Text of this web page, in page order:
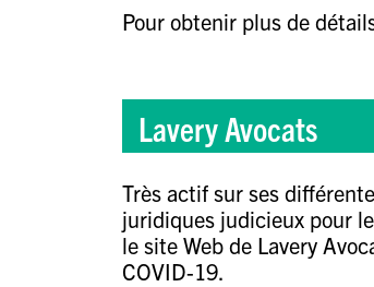
Pour obtenir plus de
Lavery Avocats
Très actif sur ses
juridiques judicieux pour
le site Web de Lavery
COVID-19.